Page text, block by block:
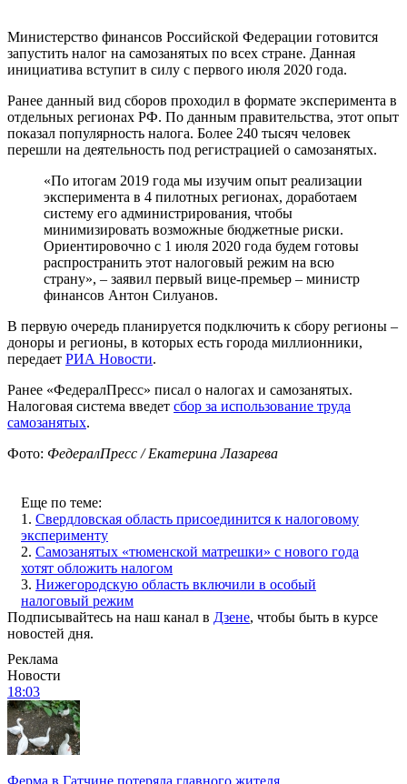
Министерство финансов Российской Федерации готовится
запустить налог на самозанятых по всех стране. Данная
инициатива вступит в силу с первого июля 2020 года.
Ранее данный вид сборов проходил в формате эксперимента в
отдельных регионах РФ. По данным правительства, этот опыт
показал популярность налога. Более 240 тысяч человек
перешли на деятельность под регистрацией о самозанятых.
«По итогам 2019 года мы изучим опыт реализации
эксперимента в 4 пилотных регионах, доработаем
систему его администрирования, чтобы
минимизировать возможные бюджетные риски.
Ориентировочно с 1 июля 2020 года будем готовы
распространить этот налоговый режим на всю
страну», – заявил первый вице-премьер – министр
финансов Антон Силуанов.
В первую очередь планируется подключить к сбору регионы –
доноры и регионы, в которых есть города миллионники,
передает РИА Новости.
Ранее «ФедералПресс» писал о налогах и самозанятых.
Налоговая система введет сбор за использование труда
самозанятых.
Фото: ФедералПресс / Екатерина Лазарева
Еще по теме:
1. Свердловская область присоединится к налоговому
эксперименту
2. Самозанятых «тюменской матрешки» с нового года
хотят обложить налогом
3. Нижегородскую область включили в особый
налоговый режим
Подписывайтесь на наш канал в Дзене, чтобы быть в курсе
новостей дня.
Реклама
Новости
18:03
Ферма в Гатчине потеряла главного жителя